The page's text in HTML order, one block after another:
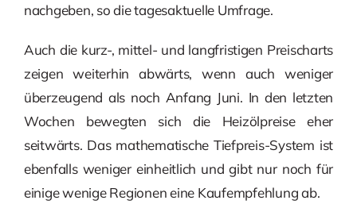
nachgeben, so die tagesaktuelle Umfrage.
Auch die kurz-, mittel- und langfristigen Preischarts
zeigen weiterhin abwärts, wenn auch weniger
überzeugend als noch Anfang Juni. In den letzten
Wochen bewegten sich die Heizölpreise eher
seitwärts. Das mathematische Tiefpreis-System ist
ebenfalls weniger einheitlich und gibt nur noch für
einige wenige Regionen eine Kaufempfehlung ab.